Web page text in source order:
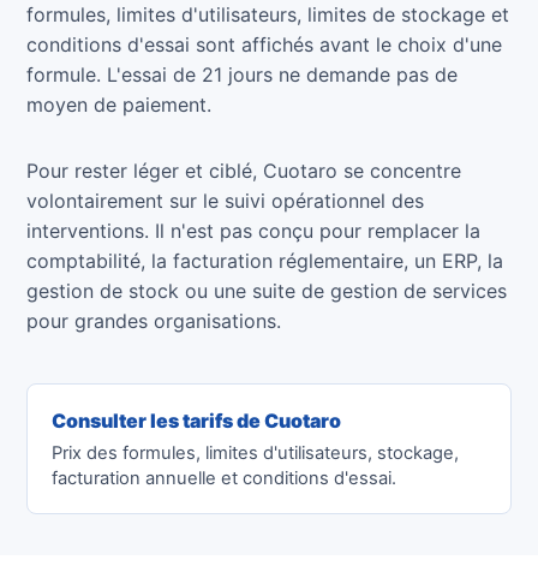
formules, limites d'utilisateurs, limites de stockage et
conditions d'essai sont affichés avant le choix d'une
formule. L'essai de 21 jours ne demande pas de
moyen de paiement.
Pour rester léger et ciblé, Cuotaro se concentre
volontairement sur le suivi opérationnel des
interventions. Il n'est pas conçu pour remplacer la
comptabilité, la facturation réglementaire, un ERP, la
gestion de stock ou une suite de gestion de services
pour grandes organisations.
Consulter les tarifs de Cuotaro
Prix des formules, limites d'utilisateurs, stockage,
facturation annuelle et conditions d'essai.